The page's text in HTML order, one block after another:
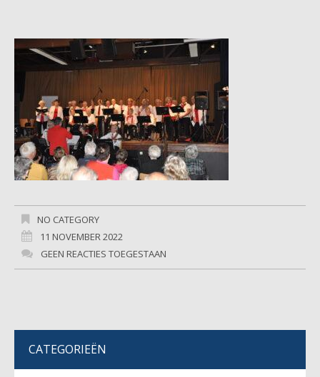
NO CATEGORY
11 NOVEMBER 2022
GEEN REACTIES TOEGESTAAN
CATEGORIEËN